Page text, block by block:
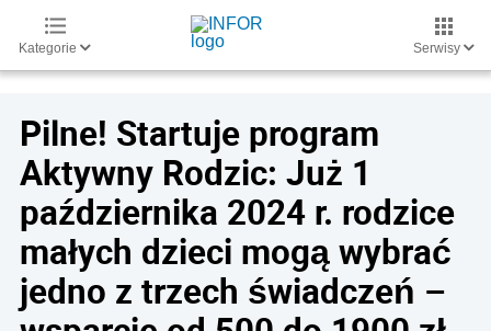
Kategorie Serwisy
Pilne! Startuje program
Aktywny Rodzic: Już 1
października 2024 r. rodzice
małych dzieci mogą wybrać
jedno z trzech świadczeń –